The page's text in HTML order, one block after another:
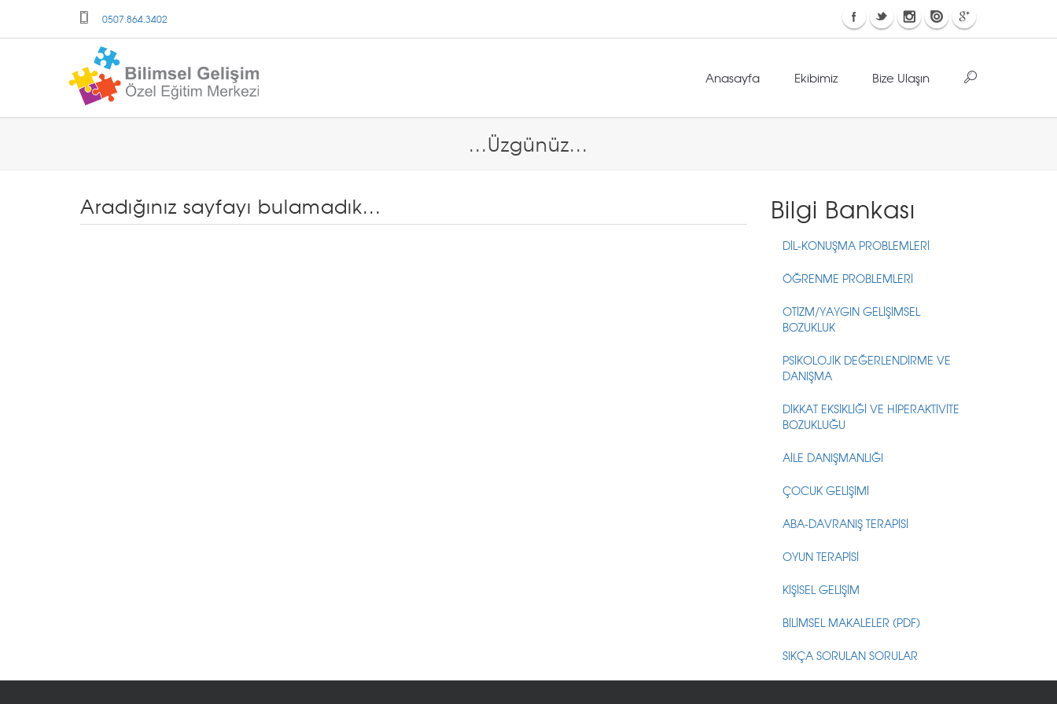
0507.864.3402
Anasayfa Ekibimiz Bize Ulaşın
...Üzgünüz...
Aradığınız sayfayı bulamadık... Bilgi Bankası
DİL-KONUŞMA PROBLEMLERİ
ÖĞRENME PROBLEMLERİ
OTİZM/YAYGIN GELİŞİMSEL
BOZUKLUK
PSİKOLOJİK DEĞERLENDİRME VE
DANIŞMA
DİKKAT EKSİKLİĞİ VE HİPERAKTİVİTE
BOZUKLUĞU
AİLE DANIŞMANLIĞI
ÇOCUK GELİŞİMİ
ABA-DAVRANIŞ TERAPİSİ
OYUN TERAPİSİ
KİŞİSEL GELİŞİM
BİLİMSEL MAKALELER (PDF)
SIKÇA SORULAN SORULAR